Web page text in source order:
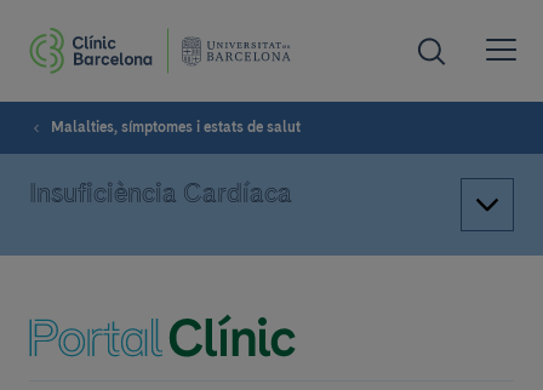
Malalties, símptomes i estats de salut
Insuficiència Cardíaca